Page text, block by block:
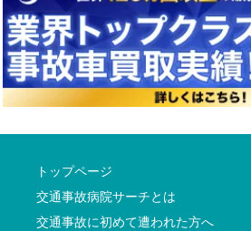
トップページ
交通事故病院サーチとは
交通事故に初めて遭われた方へ